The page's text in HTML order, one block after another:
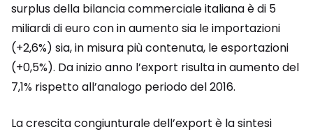
surplus della bilancia commerciale italiana è di 5
miliardi di euro con in aumento sia le importazioni
(+2,6%) sia, in misura più contenuta, le esportazioni
(+0,5%). Da inizio anno l’export risulta in aumento del
7,1% rispetto all’analogo periodo del 2016.
La crescita congiunturale dell’export è la sintesi